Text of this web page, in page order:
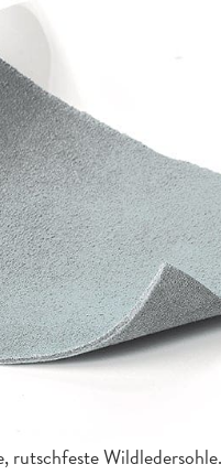
rutschfeste Wildledersohle.